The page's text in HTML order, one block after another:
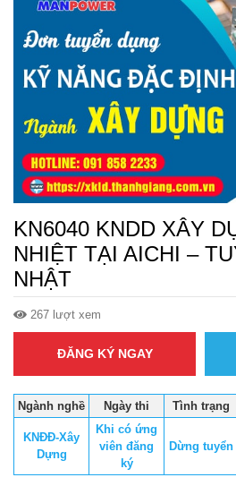
KN6040 KNDD XÂY
NHIỆT TẠI AICHI –
NHẬT
267 lượt xem
ĐĂNG KÝ NGAY
Ngành nghề Ngày thi Tình trạng
KNĐĐ-Xây
Dựng
Khi có ứng
viên đăng
ký
Dừng tuyển